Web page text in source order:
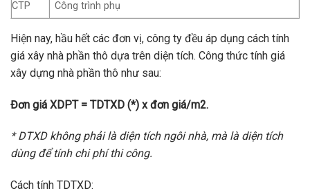
CTP
Công trình phụ
Hiện nay, hầu hết các đơn vị, công ty đều áp dụng cách tính
giá xây nhà phần thô dựa trên diện tích. Công thức tính giá
xây dựng nhà phần thô như sau:
Đơn giá XDPT = TDTXD (*) x đơn giá/m2.
* DTXD không phải là diện tích ngôi nhà, mà là diện tích
dùng để tính chi phí thi công.
Cách tính TDTXD: